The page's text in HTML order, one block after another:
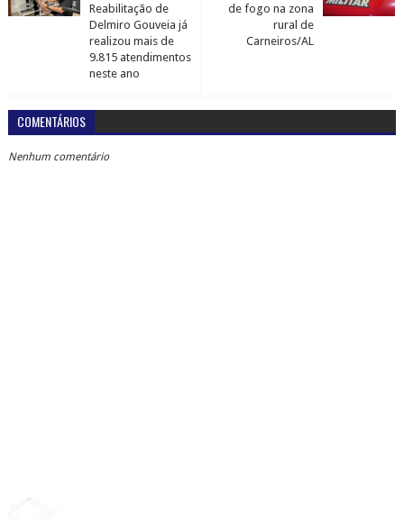
de fogo na zona
rural de
Carneiros/AL
Reabilitação de
Delmiro Gouveia já
realizou mais de
9.815 atendimentos
neste ano
COMENTÁRIOS
Nenhum comentário